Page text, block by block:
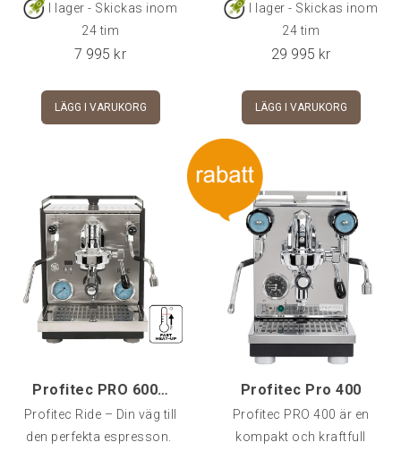
I lager - Skickas inom
24 tim
7 995 kr
LÄGG I VARUKORG
I lager - Skickas inom
24 tim
29 995 kr
LÄGG I VARUKORG
Profitec PRO 600 - RIDE
Profitec Ride – Din väg till
den perfekta espresson.
Profitec Pro 400
Profitec PRO 400 är en
kompakt och kraftfull